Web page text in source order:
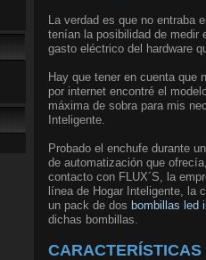
La verdad es que no entraba
tenían la posibilidad de medir
gasto eléctrico del hardware
Hay que tener en cuenta que
por internet encontré el
máxima de sobra para mis
Inteligente.
Probado el enchufe durante
de automatización que
contacto con FLUX´S, la
línea de Hogar Inteligente, la
un pack de dos bombillas led
dichas bombillas.
CARACTERÍSTICAS